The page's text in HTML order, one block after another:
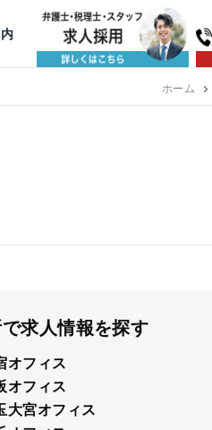
公益活動
京都
求人情報を探す
オフィス
オフィス
大宮オフィス
ホーム